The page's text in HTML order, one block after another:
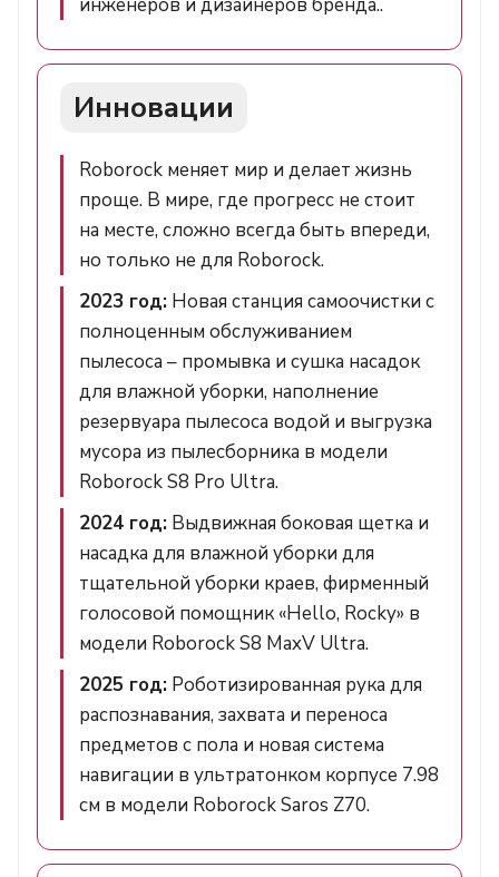
Инновации
Roborock меняет мир и делает жизнь
проще. В мире, где прогресс не стоит
на месте, сложно всегда быть впереди,
но только не для Roborock.
2023 год: Новая станция самоочистки с
полноценным обслуживанием
пылесоса – промывка и сушка насадок
для влажной уборки, наполнение
резервуара пылесоса водой и выгрузка
мусора из пылесборника в модели
Roborock S8 Pro Ultra.
2024 год: Выдвижная боковая щетка и
насадка для влажной уборки для
тщательной уборки краев, фирменный
голосовой помощник «Hello, Rocky» в
модели Roborock S8 MaxV Ultra.
2025 год: Роботизированная рука для
распознавания, захвата и переноса
предметов с пола и новая система
навигации в ультратонком корпусе 7.98
см в модели Roborock Saros Z70.